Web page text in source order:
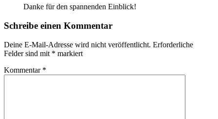
Danke für den spannenden Einblick!
Schreibe einen Kommentar
Deine E-Mail-Adresse wird nicht veröffentlicht. Erforderliche
Felder sind mit * markiert
Kommentar *